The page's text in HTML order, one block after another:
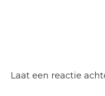
Laat een reactie